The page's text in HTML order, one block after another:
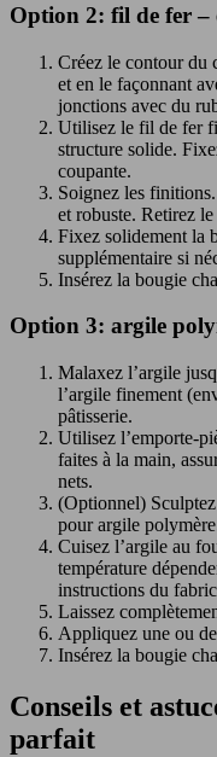
Option 2: fil de fer –
Créez le contour du
et en le façonnant
jonctions avec du
Utilisez le fil de fer
structure solide.
coupante.
Soignez les
et robuste. Retirez
Fixez solidement la
supplémentaire si
Insérez la bougie
Option 3: argile
Malaxez l’argile
l’argile finement
pâtisserie.
Utilisez l’emporte-
faites à la main,
nets.
(Optionnel)
pour argile
Cuisez l’argile au
température
instructions du
Laissez
Appliquez une ou
Insérez la bougie
Conseils et
parfait